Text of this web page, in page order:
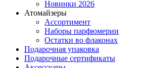
Новинки 2026
Атомайзеры
Ассортимент
Наборы парфюмерии
Остатки во флаконах
Подарочная упаковка
Подарочные сертификаты